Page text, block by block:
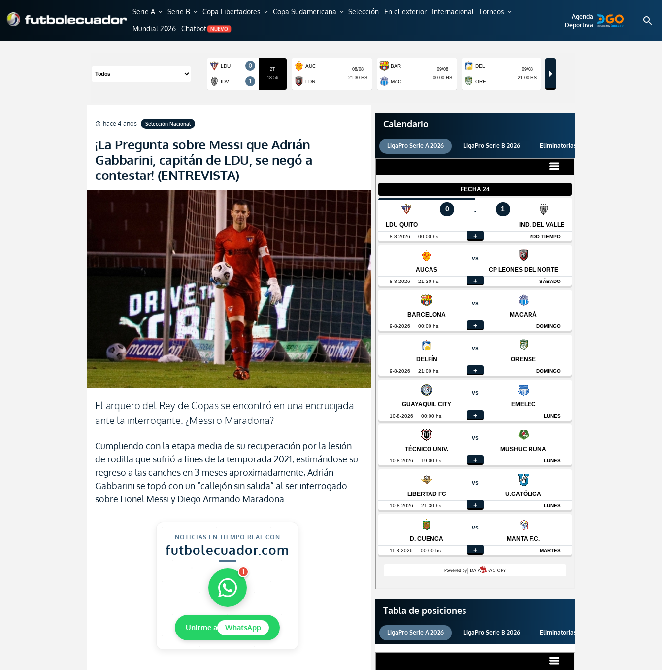
Serie A expand_more Serie B expand_more Copa Libertadores expand_more Copa Sudamericana expand_more Selección En el exterior Internacional Torneos expand_more
Mundial 2026 Chatbot NUEVO
Agenda
Deportiva
search
schedule hace 4 años Selección Nacional
¡La Pregunta sobre Messi que Adrián
Gabbarini, capitán de LDU, se negó a
contestar! (ENTREVISTA)
El arquero del Rey de Copas se encontró en una encrucijada
ante la interrogante: ¿Messi o Maradona?
Cumpliendo con la etapa media de su recuperación por la lesión
de rodilla que sufrió a fines de la temporada 2021, estimándose su
regreso a las canches en 3 meses aproximadamente, Adrián
Gabbarini se topó con un “callejón sin salida” al ser interrogado
sobre Lionel Messi y Diego Armando Maradona.
NOTICIAS EN TIEMPO REAL CON
futbolecuador.com
1
Unirme a WhatsApp
Calendario
LigaPro Serie A 2026 LigaPro Serie B 2026 Eliminatorias 2026
Tabla de posiciones
LigaPro Serie A 2026 LigaPro Serie B 2026 Eliminatorias 2026